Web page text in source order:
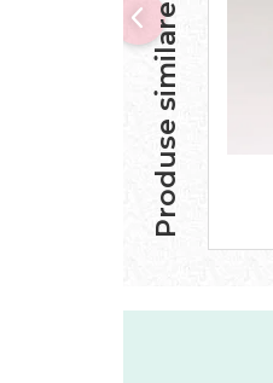
Produse similare